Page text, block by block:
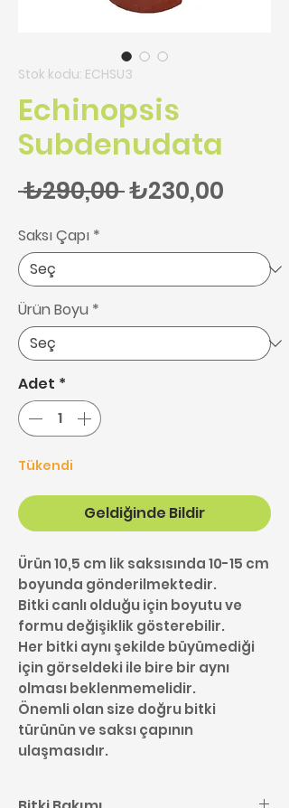
Stok kodu: ECHSU3
Echinopsis
Subdenudata
₺290,00 Normal Fiyat
₺230,00
Saksı Çapı *
Ürün Boyu *
Adet *
Tükendi
Geldiğinde Bildir
Ürün 10,5 cm lik saksısında 10-15 cm
boyunda gönderilmektedir.
Bitki canlı olduğu için boyutu ve
formu değişiklik gösterebilir.
Her bitki aynı şekilde büyümediği
için görseldeki ile bire bir aynı
olması beklenmemelidir.
Önemli olan size doğru bitki
türünün ve saksı çapının
ulaşmasıdır.